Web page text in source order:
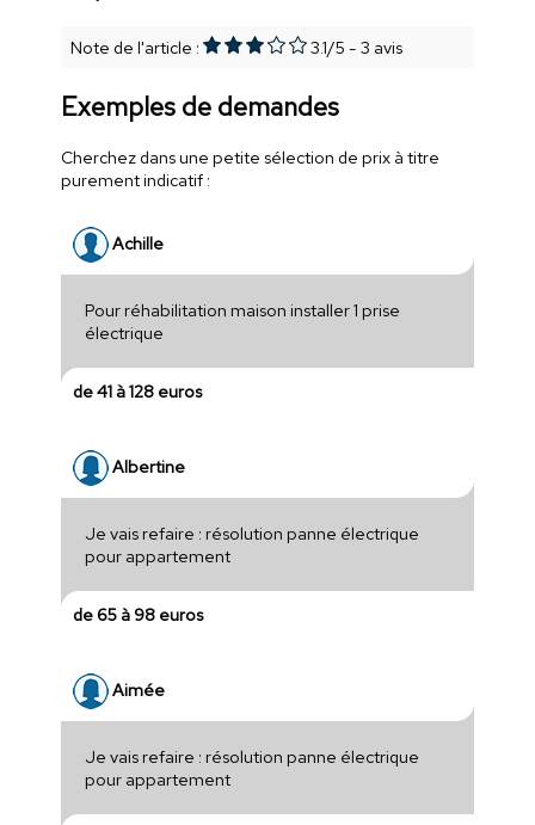
Note de l'article : 3.1/5 - 3 avis
Exemples de demandes
Cherchez dans une petite sélection de prix à titre
purement indicatif :
Achille
Pour réhabilitation maison installer 1 prise
électrique
de 41 à 128 euros
Albertine
Je vais refaire : résolution panne électrique
pour appartement
de 65 à 98 euros
Aimée
Je vais refaire : résolution panne électrique
pour appartement